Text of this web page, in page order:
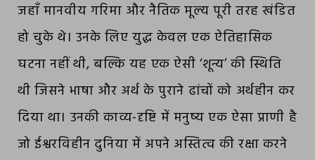
जहाँ मानवीय गरिमा और नैतिक मूल्य पूरी तरह खंडित
हो चुके थे। उनके लिए युद्ध केवल एक ऐतिहासिक
घटना नहीं थी, बल्कि यह एक ऐसी ‘शून्य’ की स्थिति
थी जिसने भाषा और अर्थ के पुराने ढांचों को अर्थहीन कर
दिया था। उनकी काव्य-दृष्टि में मनुष्य एक ऐसा प्राणी है
जो ईश्वरविहीन दुनिया में अपने अस्तित्व की रक्षा करने